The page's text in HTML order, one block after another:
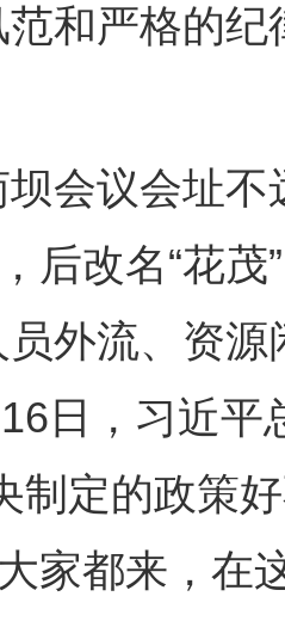
和严格的
议会址不
后改名“花
外流、资
日，习近平
制定的政策
家都来，在